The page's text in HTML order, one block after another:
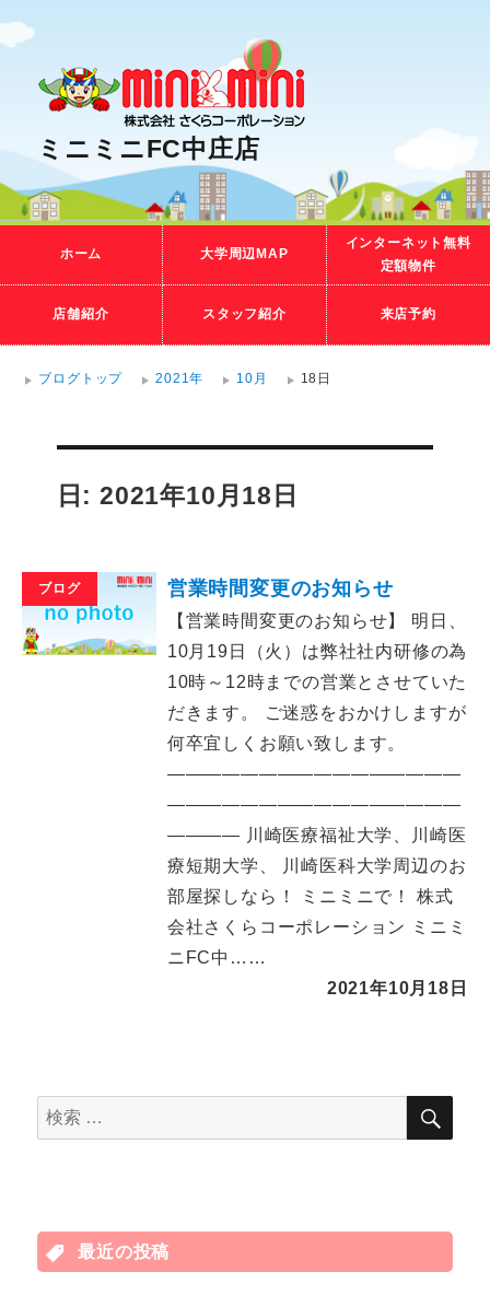
ミニミニFC中庄店
ホーム 大学周辺MAP
インターネット無料
定額物件
店舗紹介 スタッフ紹介 来店予約
ブログトップ 2021年 10月 18日
日: 2021年10月18日
ブログ 営業時間変更のお知らせ
【営業時間変更のお知らせ】 明日、
10月19日（火）は弊社社内研修の為
10時～12時までの営業とさせていた
だきます。 ご迷惑をおかけしますが
何卒宜しくお願い致します。
――――――――――――――――
――――――――――――――――
―――― 川崎医療福祉大学、川崎医
療短期大学、 川崎医科大学周辺のお
部屋探しなら！ ミニミニで！ 株式
会社さくらコーポレーション ミニミ
ニFC中……
2021年10月18日
検
索
検
最近の投稿